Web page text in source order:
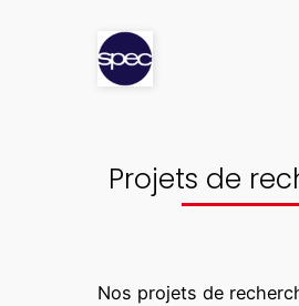
Projets de
Nos projets de